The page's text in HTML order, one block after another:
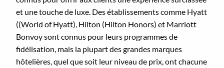
et une touche de luxe. Des établissements comme Hyatt
((World of Hyatt), Hilton (Hilton Honors) et Marriott
Bonvoy sont connus pour leurs programmes de
fidélisation, mais la plupart des grandes marques
hôtelières, quel que soit leur niveau de prix, ont chacune